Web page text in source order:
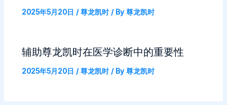
2025年5月20日 /尊龙凯时/ By尊龙凯时
辅助尊龙凯时在医学诊断中的重要性
2025年5月20日 /尊龙凯时/ By尊龙凯时